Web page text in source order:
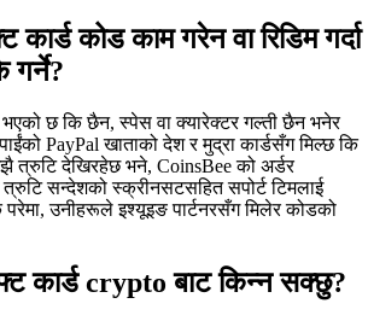
कार्ड कोड काम गरेन वा रिडिम गर्दा
छ कि छैन, स्पेस वा क्यारेक्टर गल्ती छैन भनेर
PayPal खाताको देश र मुद्रा कार्डसँग मिल्छ कि
त्रुटि देखिरहेछ भने, CoinsBee को अर्डर
सन्देशको स्क्रीनसटसहित सपोर्ट टिमलाई
उनीहरूले इश्यूइङ पार्टनरसँग मिलेर कोडको
कार्ड crypto बाट किन्न सक्छु?